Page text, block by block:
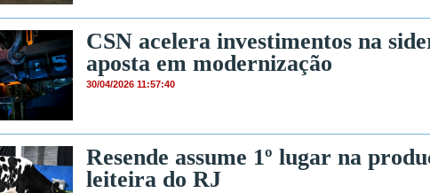
CSN acelera investimentos na
aposta em modernização
30/04/2026 11:57:40
Resende assume 1º lugar na
leiteira do RJ